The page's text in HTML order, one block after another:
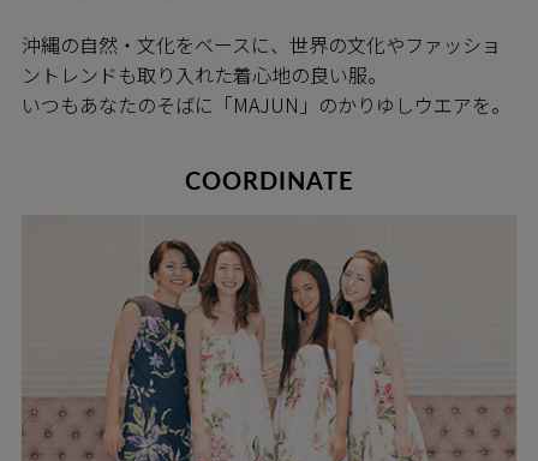
沖縄の自然・文化をベースに、世界の文化やファッショ
ントレンドも取り入れた着心地の良い服。
いつもあなたのそばに「MAJUN」のかりゆしウエアを。
COORDINATE